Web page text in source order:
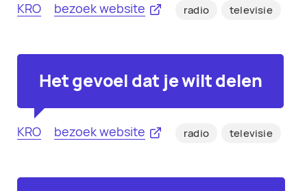
KRO bezoek website radio televisie
Het gevoel dat je wilt delen
KRO bezoek website radio televisie